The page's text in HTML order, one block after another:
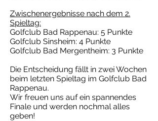
Zwischenergebnisse nach dem 2.
Spieltag:
Golfclub Bad Rappenau: 5 Punkte
Golfclub Sinsheim: 4 Punkte
Golfclub Bad Mergentheim: 3 Punkte
Die Entscheidung fällt in zwei Wochen
beim letzten Spieltag im Golfclub Bad
Rappenau.
Wir freuen uns auf ein spannendes
Finale und werden nochmal alles
geben!